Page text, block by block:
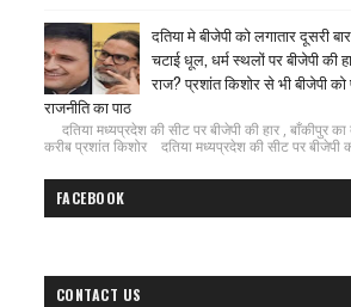
दतिया मे बीजेपी को लगातार दूसरी
चटाई धूल, धर्म स्थलों पर बीजेपी की
राज? प्रशांत किशोर से भी बीजेपी को
राजनीति का पाठ
दतिया मध्यप्रदेश की सीट पर बीजेपी की हार , बाँकीपुर
करीब प्रशांत किशोर दतिया मध्यप्रदेश की सीट पर बीजेपी
FACEBOOK
CONTACT US